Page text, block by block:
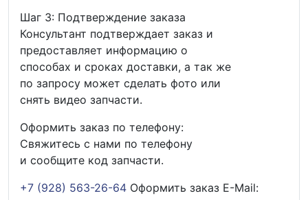
Шаг 3: Подтверждение заказа
Консультант подтверждает заказ и
предоставляет информацию о
способах и сроках доставки, а так же
по запросу может сделать фото или
снять видео запчасти.
Оформить заказ по телефону:
Свяжитесь с нами по телефону
и сообщите код запчасти.
+7 (928) 563-26-64 Оформить заказ E-Mail: